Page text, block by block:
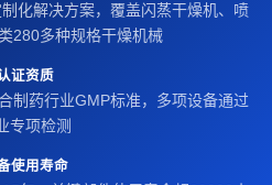
化解决方案，覆盖闪蒸干燥机、喷
280多种规格干燥机械
证资质
制药行业GMP标准，多项设备通过
专项检测
使用寿命